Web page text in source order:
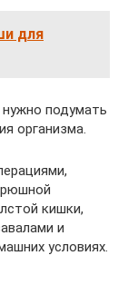
для
подумать
организма.
кишки,
и
условиях.